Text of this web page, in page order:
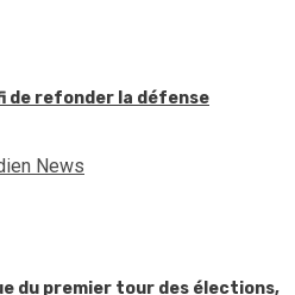
de refonder la défense
News
du premier tour des élections,